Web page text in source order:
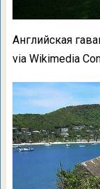
Английская
via Wikimedia